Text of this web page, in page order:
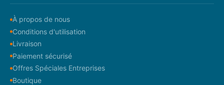
À propos de nous
Conditions d'utilisation
Livraison
Paiement sécurisé
Offres Spéciales Entreprises
Boutique